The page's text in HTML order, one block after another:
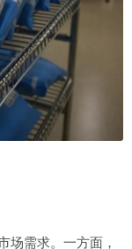
场需求。一方面，